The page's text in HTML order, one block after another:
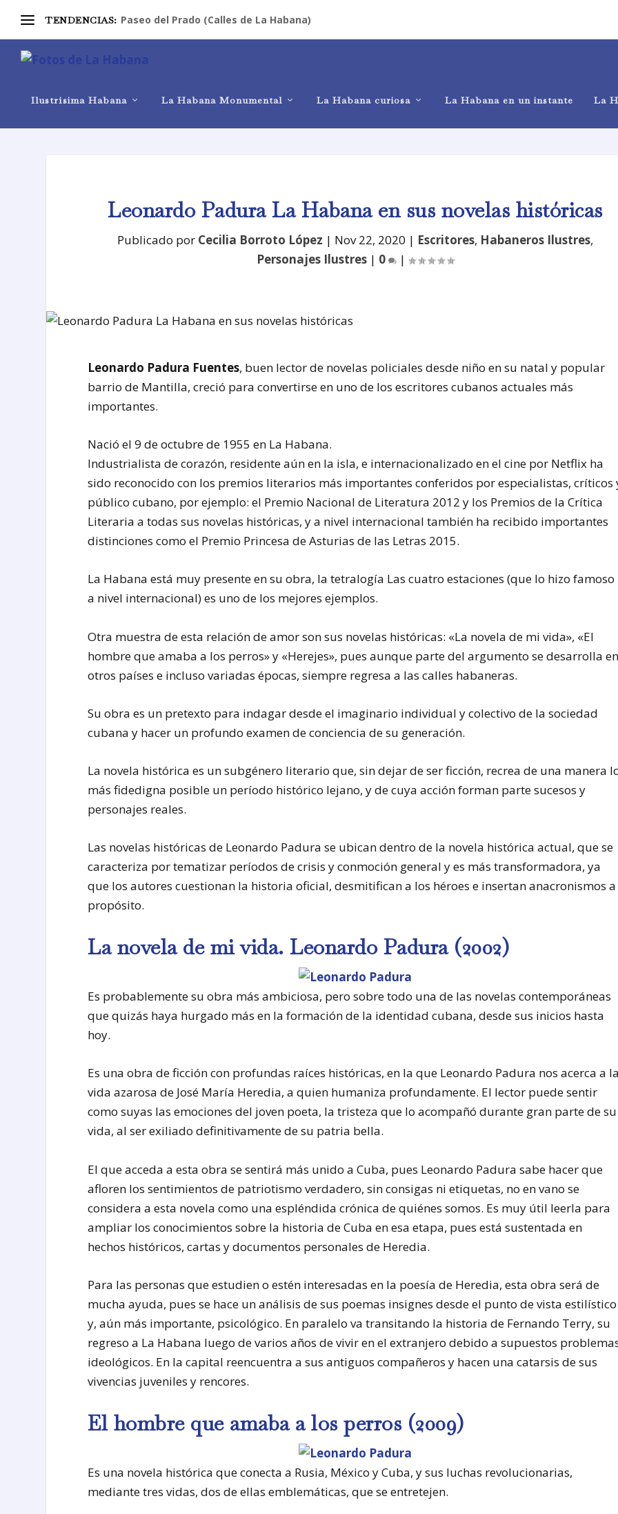
TENDENCIAS: Paseo del Prado (Calles de La Habana)
Ilustrísima Habana La Habana Monumental La Habana curiosa La Habana en un instante La
Leonardo Padura La Habana en sus novelas históricas
Publicado por Cecilia Borroto López | Nov 22, 2020 | Escritores, Habaneros Ilustres,
Personajes Ilustres| 0 |
Leonardo Padura Fuentes, buen lector de novelas policiales desde niño en su natal y popular
barrio de Mantilla, creció para convertirse en uno de los escritores cubanos actuales más
importantes.
Nació el 9 de octubre de 1955 en La Habana.
Industrialista de corazón, residente aún en la isla, e internacionalizado en el cine por Netflix ha
sido reconocido con los premios literarios más importantes conferidos por especialistas, críticos
público cubano, por ejemplo: el Premio Nacional de Literatura 2012 y los Premios de la Crítica
Literaria a todas sus novelas históricas, y a nivel internacional también ha recibido importantes
distinciones como el Premio Princesa de Asturias de las Letras 2015.
La Habana está muy presente en su obra, la tetralogía Las cuatro estaciones (que lo hizo famoso
a nivel internacional) es uno de los mejores ejemplos.
Otra muestra de esta relación de amor son sus novelas históricas: «La novela de mi vida», «El
hombre que amaba a los perros» y «Herejes», pues aunque parte del argumento se desarrolla
otros países e incluso variadas épocas, siempre regresa a las calles habaneras.
Su obra es un pretexto para indagar desde el imaginario individual y colectivo de la sociedad
cubana y hacer un profundo examen de conciencia de su generación.
La novela histórica es un subgénero literario que, sin dejar de ser ficción, recrea de una manera
más fidedigna posible un período histórico lejano, y de cuya acción forman parte sucesos y
personajes reales.
Las novelas históricas de Leonardo Padura se ubican dentro de la novela histórica actual, que se
caracteriza por tematizar períodos de crisis y conmoción general y es más transformadora, ya
que los autores cuestionan la historia oficial, desmitifican a los héroes e insertan anacronismos a
propósito.
La novela de mi vida. Leonardo Padura (2002)
Es probablemente su obra más ambiciosa, pero sobre todo una de las novelas contemporáneas
que quizás haya hurgado más en la formación de la identidad cubana, desde sus inicios hasta
hoy.
Es una obra de ficción con profundas raíces históricas, en la que Leonardo Padura nos acerca a
vida azarosa de José María Heredia, a quien humaniza profundamente. El lector puede sentir
como suyas las emociones del joven poeta, la tristeza que lo acompañó durante gran parte de su
vida, al ser exiliado definitivamente de su patria bella.
El que acceda a esta obra se sentirá más unido a Cuba, pues Leonardo Padura sabe hacer que
afloren los sentimientos de patriotismo verdadero, sin consigas ni etiquetas, no en vano se
considera a esta novela como una espléndida crónica de quiénes somos. Es muy útil leerla para
ampliar los conocimientos sobre la historia de Cuba en esa etapa, pues está sustentada en
hechos históricos, cartas y documentos personales de Heredia.
Para las personas que estudien o estén interesadas en la poesía de Heredia, esta obra será de
mucha ayuda, pues se hace un análisis de sus poemas insignes desde el punto de vista estilístico
y, aún más importante, psicológico. En paralelo va transitando la historia de Fernando Terry, su
regreso a La Habana luego de varios años de vivir en el extranjero debido a supuestos
ideológicos. En la capital reencuentra a sus antiguos compañeros y hacen una catarsis de sus
vivencias juveniles y rencores.
El hombre que amaba a los perros (2009)
Es una novela histórica que conecta a Rusia, México y Cuba, y sus luchas revolucionarias,
mediante tres vidas, dos de ellas emblemáticas, que se entretejen.